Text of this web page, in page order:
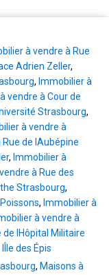
à vendre à Rue
Adrien Zeller,
, Immobilier à
vendre à Cour de
Strasbourg,
à vendre à
de lAubépine
, Immobilier à
à Rue des
Strasbourg,
, Immobilier à
à vendre à
de lHôpital Militaire
des Épis
, Maisons à